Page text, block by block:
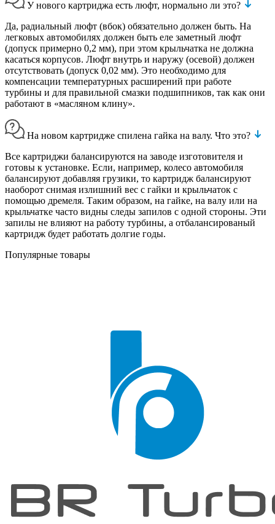
У нового картриджа есть люфт, нормально ли это?
Да, радиальный люфт (вбок) обязательно должен быть. На
легковых автомобилях должен быть еле заметный люфт
(допуск примерно 0,2 мм), при этом крыльчатка не должна
касаться корпусов. Люфт внутрь и наружу (осевой) должен
отсутствовать (допуск 0,02 мм). Это необходимо для
компенсации температурных расширений при работе
турбины и для правильной смазки подшипников, так как они
работают в «масляном клину».
На новом картридже спилена гайка на валу. Что это?
Все картриджи балансируются на заводе изготовителя и
готовы к установке. Если, например, колесо автомобиля
балансируют добавляя грузики, то картридж балансируют
наоборот снимая излишний вес с гайки и крыльчаток с
помощью дремеля. Таким образом, на гайке, на валу или на
крыльчатке часто видны следы запилов с одной стороны. Эти
запилы не влияют на работу турбины, а отбалансированый
картридж будет работать долгие годы.
Популярные товары